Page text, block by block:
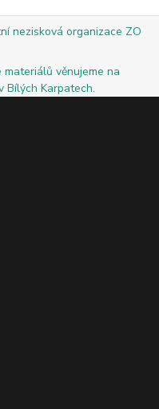
nezisková organizace ZO
věnujeme na
Bílých Karpatech.